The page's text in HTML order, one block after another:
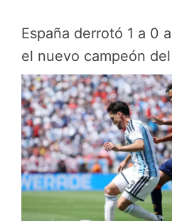
España derrotó 1 a 0
el nuevo campeón